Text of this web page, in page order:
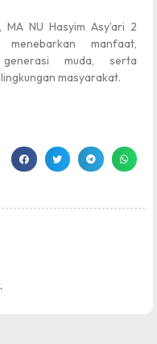
NU Hasyim Asy’ari 2
manfaat,
muda, serta
masyarakat.